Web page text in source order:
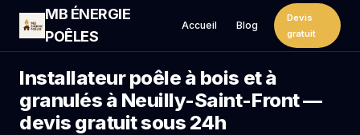
MB ÉNERGIE
POÊLES
Accueil Blog
Devis
gratuit
Installateur poêle à bois et à
granulés à Neuilly-Saint-Front —
devis gratuit sous 24h